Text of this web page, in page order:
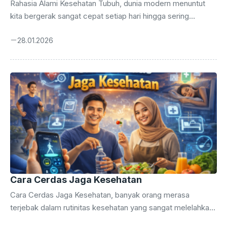
Rahasia Alami Kesehatan Tubuh, dunia modern menuntut
kita bergerak sangat cepat setiap hari hingga sering
manusia memerlukan perhatian khusus agar tetap berfungsi
kesehatan tubuh karena merasa lelah dengan efek samping
obat-obatan modern yang sering muncul tiba-tiba.
Pendekatan alami menawarkan solusi berkelanjutan yang
menyentuh akar permasalahan kesehatan Anda melalui
perbaikan gaya hidup secara menyeluruh dan konsisten.
Menemukan keseimbangan antara aktivitas fisik ...
28.01.2026
Cara Cerdas Jaga Kesehatan
Cara Cerdas Jaga Kesehatan, banyak orang merasa
terjebak dalam rutinitas kesehatan yang sangat melelahkan